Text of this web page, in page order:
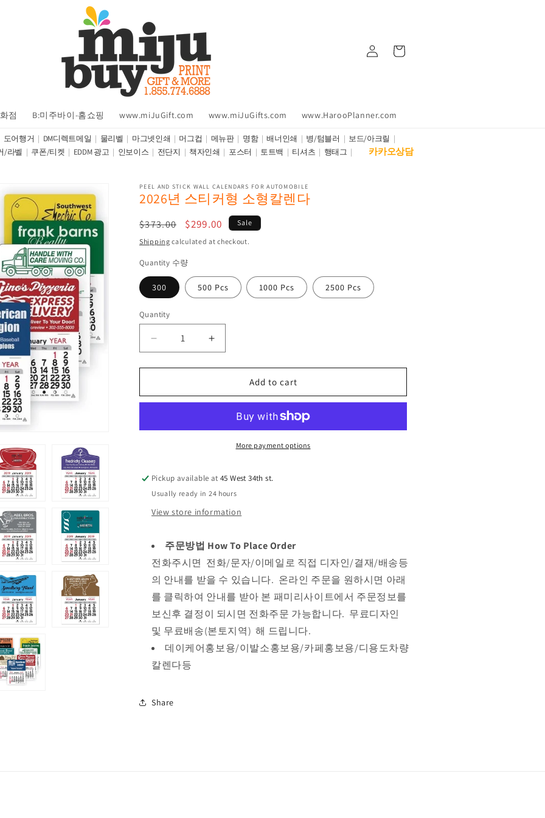
점 B:미주바이-홈쇼핑 www.miJuGift.com www.miJuGifts.com www.HarooPlanner.com
Log
in
Cart
도어행거 DM디렉트메일 물리벨 마그넷인쇄 머그컵 메뉴판 명함 배너인쇄 병/텀블러
보드/아크릴
/라벨 쿠폰/티켓 EDDM 광고 인보이스 전단지 책자인쇄 포스터 토트백 티셔츠 행태그 카카오상담
PEEL AND STICK WALL CALENDARS FOR AUTOMOBILE
2026년 스티커형 소형칼렌다
Regular
price
$373.00
Sale
price
$299.00 Sale
Shipping calculated at checkout.
Quantity 수량
300 500 Pcs 1000 Pcs 2500 Pcs
Quantity
Quantity
Decrease
quantity
for
년
형
칼
렌
Increase
quantity
for
년
형
칼
렌
Add to cart
More payment options
Pickup available at45 West 34th st.
Usually ready in 24 hours
View store information
주문방법 How To Place Order
전화주시면 전화/문자/이메일로 직접 디자인/결재/배송등
의 안내를 받을 수 있습니다. 온라인 주문을 원하시면 아래
를 클릭하여 안내를 받아 본 패미리사이트에서 주문정보를
보신후 결정이 되시면 전화주문 가능합니다. 무료디자인
및 무료배송(본토지역) 해 드립니다.
데이케어홍보용/이발소홍보용/카페홍보용/디용도차량
칼렌다등
Share